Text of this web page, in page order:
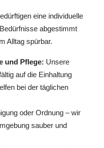
eine individuelle
abgestimmt
Alltag spürbar.
und Pflege: Unsere
auf die Einhaltung
bei der täglichen
oder Ordnung – wir
sauber und